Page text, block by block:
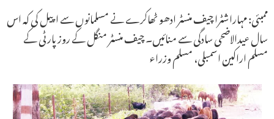
ممبئی: مہاراشٹرا چیف منسٹر ادھو ٹھاکرے نے مسلمانوں سے اپیل کی کہ اس
سال عیدالاضحی سادگی سے منائیں۔ چیف منسٹر منگل کے روز پارٹی کے
مسلم اراکین اسمبلی، مسلم وزراء